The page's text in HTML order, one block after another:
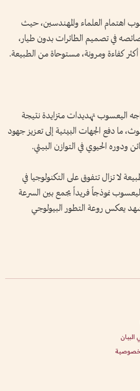
اهتمام العلماء والمهندسين، حيث
في تصميم الطائرات بدون طيار،
كفاءة ومرونة، مستوحاة من الطبيعة.
اليعسوب تهديدات متزايدة نتيجة
ما دفع الجهات البيئية إلى تعزيز جهود
ودوره الحيوي في التوازن البيئي.
لا تزال تتفوق على التكنولوجيا في
نموذجاً فريداً يجمع بين السرعة
مشهد يعكس روعة التطور البيولوجي